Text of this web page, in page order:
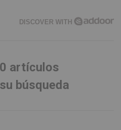
DISCOVER WITH
0 artículos
búsqueda